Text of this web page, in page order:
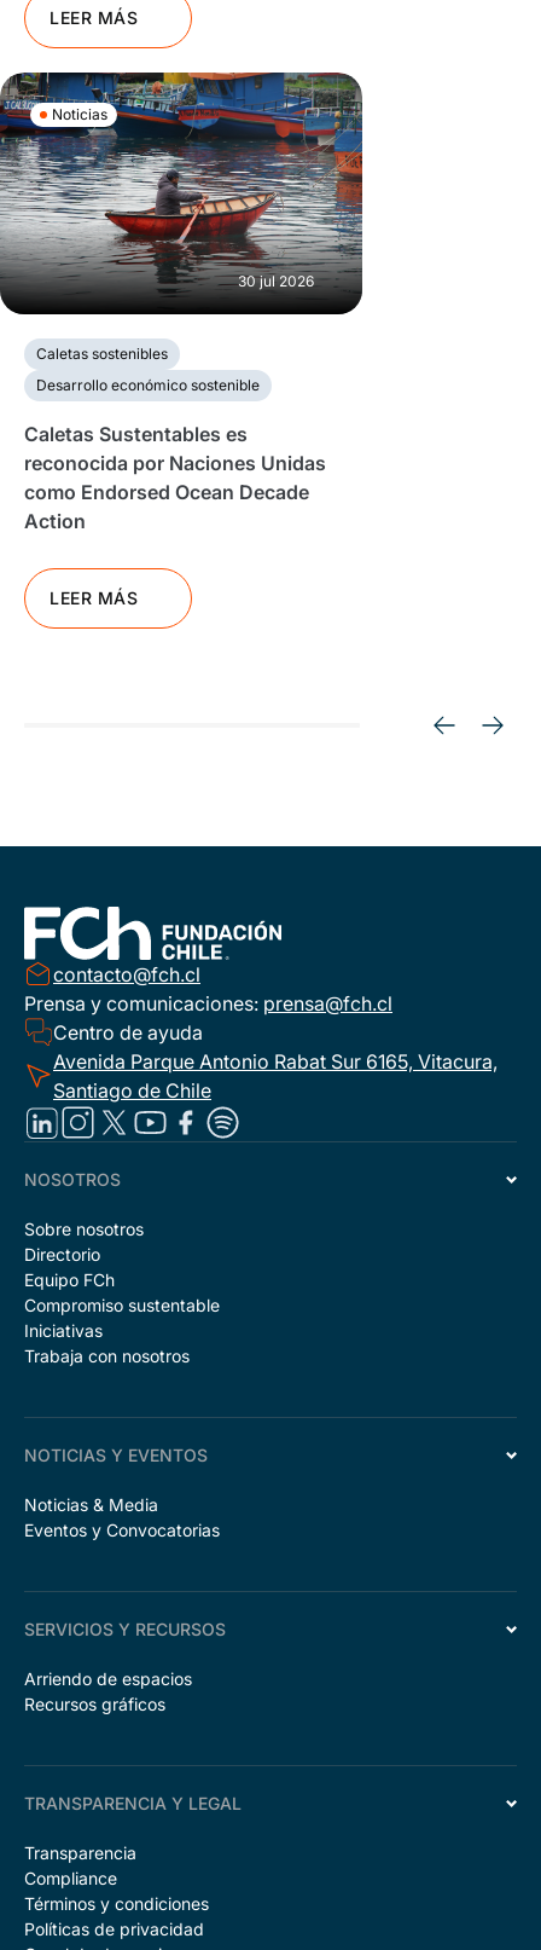
LEER MÁS
Noticias
30 jul 2026
Caletas sostenibles
Desarrollo económico sostenible
Caletas Sustentables es
reconocida por Naciones Unidas
como Endorsed Ocean Decade
Action
LEER MÁS
contacto@fch.cl
Prensa y comunicaciones: prensa@fch.cl
Centro de ayuda
Avenida Parque Antonio Rabat Sur 6165, Vitacura,
Santiago de Chile
NOSOTROS
Sobre nosotros
Directorio
Equipo FCh
Compromiso sustentable
Iniciativas
Trabaja con nosotros
NOTICIAS Y EVENTOS
Noticias & Media
Eventos y Convocatorias
SERVICIOS Y RECURSOS
Arriendo de espacios
Recursos gráficos
TRANSPARENCIA Y LEGAL
Transparencia
Compliance
Términos y condiciones
Políticas de privacidad